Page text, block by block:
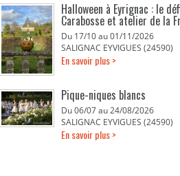
Halloween à Eyrignac : le
Carabosse et atelier de la
Du 17/10 au 01/11/2026
SALIGNAC EYVIGUES (24590)
En savoir plus >
Pique-niques blancs
Du 06/07 au 24/08/2026
SALIGNAC EYVIGUES (24590)
En savoir plus >